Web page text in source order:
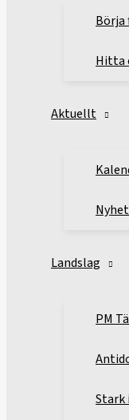
Börja
Hitta
Aktuellt
Landslag
PM